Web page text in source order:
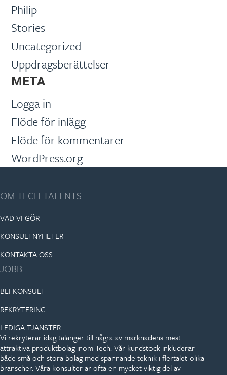
Philip
Stories
Uncategorized
Uppdragsberättelser
META
Logga in
Flöde för inlägg
Flöde för kommentarer
WordPress.org
OM TECH TALENTS
VAD VI GÖR
KONSULTNYHETER
KONTAKTA OSS
JOBB
BLI KONSULT
REKRYTERING
LEDIGA TJÄNSTER
Vi rekryterar idag talanger till några av marknadens mest
attraktiva produktbolag inom Tech. Vår kundstock inkluderar
både små och stora bolag med spännande teknik i flertalet olika
branscher. Våra konsulter är ofta en mycket viktig del av